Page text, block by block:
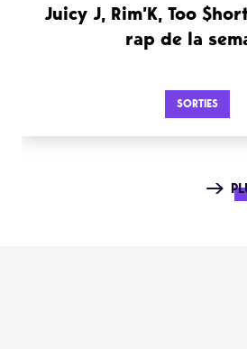
Juicy J, Rim’K, Too
rap de la
SORTIES